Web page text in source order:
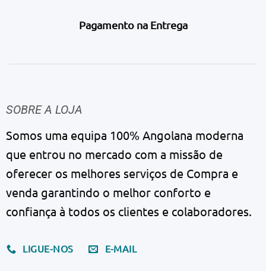
Pagamento na Entrega
SOBRE A LOJA
Somos uma equipa 100% Angolana moderna
que entrou no mercado com a missão de
oferecer os melhores serviços de Compra e
venda garantindo o melhor conforto e
confiança à todos os clientes e colaboradores.
LIGUE-NOS E-MAIL